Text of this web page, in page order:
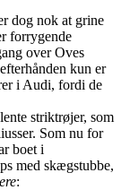
dog nok at grine
forrygende
over Oves
kun er
i Audi, fordi de
striktrøjer, som
Som nu for
boet i
med skægstubbe,
: